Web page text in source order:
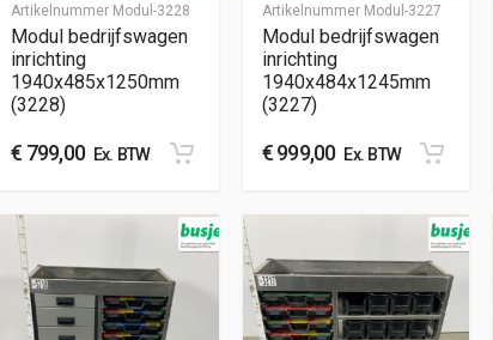
Artikelnummer Modul-3228
Modul bedrijfswagen
inrichting
1940x485x1250mm
(3228)
€ 799,00Ex. BTW
Artikelnummer Modul-3227
Modul bedrijfswagen
inrichting
1940x484x1245mm
(3227)
€999,00Ex. BTW